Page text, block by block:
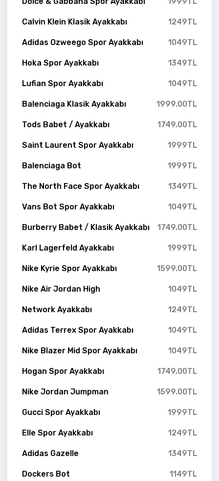
Calvin Klein Klasik Ayakkabı 1249TL
Adidas Ozweego Spor Ayakkabı 1049TL
Hoka Spor Ayakkabı 1349TL
Lufian Spor Ayakkabı 1049TL
Balenciaga Klasik Ayakkabı 1999.00TL
Tods Babet / Ayakkabı 1749.00TL
Saint Laurent Spor Ayakkabı 1999TL
Balenciaga Bot 1999TL
The North Face Spor Ayakkabı 1349TL
Vans Bot Spor Ayakkabı 1049TL
Burberry Babet / Klasik Ayakkabı 1749.00TL
Karl Lagerfeld Ayakkabı 1999TL
Nike Kyrie Spor Ayakkabı 1599.00TL
Nike Air Jordan High 1049TL
Network Ayakkabı 1249TL
Adidas Terrex Spor Ayakkabı 1049TL
Nike Blazer Mid Spor Ayakkabı 1049TL
Hogan Spor Ayakkabı 1749.00TL
Nike Jordan Jumpman 1599.00TL
Gucci Spor Ayakkabı 1999TL
Elle Spor Ayakkabı 1249TL
Adidas Gazelle 1349TL
Dockers Bot 1149TL